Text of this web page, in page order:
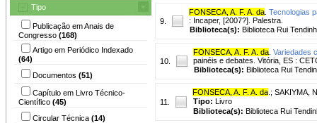
Tipo
Publicação em Anais de
Congresso (168)
Artigo em Periódico Indexado
(64)
Documentos (51)
Capítulo em Livro Técnico-
Científico (45)
Circular Técnica (14)
9.
FONSECA, A. F. A. da Tecnologias
: Incaper, [2007?]. Palestra.
Biblioteca(s): Biblioteca Rui
10.
FONSECA, A. F. A. da Variedades
painéis e debates. Vitória, ES :
Biblioteca(s): Biblioteca Rui
11.
FONSECA, A. F. A. da ; SAKIYMA,
Tipo: Livro
Biblioteca(s): Biblioteca Rui